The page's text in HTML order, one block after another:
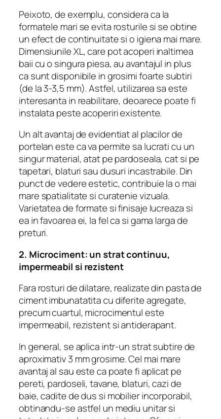
Peixoto, de exemplu, considera ca la
formatele mari se evita rosturile si se obtine
un efect de continuitate si o igiena mai mare.
Dimensiunile XL, care pot acoperi inaltimea
baii cu o singura piesa, au avantajul in plus
ca sunt disponibile in grosimi foarte subtiri
(de la 3-3,5 mm). Astfel, utilizarea sa este
interesanta in reabilitare, deoarece poate fi
instalata peste acoperiri existente.
Un alt avantaj de evidentiat al placilor de
portelan este ca va permite sa lucrati cu un
singur material, atat pe pardoseala, cat si pe
tapetari, blaturi sau dusuri incastrabile. Din
punct de vedere estetic, contribuie la o mai
mare spatialitate si curatenie vizuala.
Varietatea de formate si finisaje lucreaza si
ea in favoarea ei, la fel ca si gama larga de
preturi.
2. Microciment: un strat continuu,
impermeabil si rezistent
Fara rosturi de dilatare, realizate din pasta de
ciment imbunatatita cu diferite agregate,
precum cuartul, microcimentul este
impermeabil, rezistent si antiderapant.
In general, se aplica intr-un strat subtire de
aproximativ 3 mm grosime. Cel mai mare
avantaj al sau este ca poate fi aplicat pe
pereti, pardoseli, tavane, blaturi, cazi de
baie, cadite de dus si mobilier incorporabil,
obtinandu-se astfel un mediu unitar si